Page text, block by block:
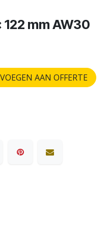
mm AW30
AAN OFFERTE